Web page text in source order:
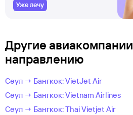
Уже лечу
Другие
направлению
Сеул → Бангкок: VietJet Air
Сеул → Бангкок: Vietnam Airlines
Сеул → Бангкок: Thai Vietjet Air